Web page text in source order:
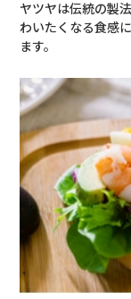
ヤツヤは伝統の製
わいたくなる食感
ます。